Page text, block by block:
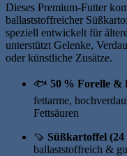
Dieses Premium-Futter
ballaststoffreicher
speziell entwickelt für
unterstützt Gelenke,
oder künstliche Zusätze.
🐟 50 % Forelle &
fettarme,
Fettsäuren
🍠 Süßkartoffel (24
ballaststoffreich &